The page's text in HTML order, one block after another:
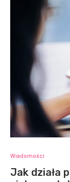
Wiadomości
Jak działa